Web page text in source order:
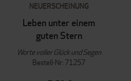
NEUERSCHEINUNG
Leben unter einem
guten Stern
Worte voller Glück und Segen
Bestell-Nr: 71257